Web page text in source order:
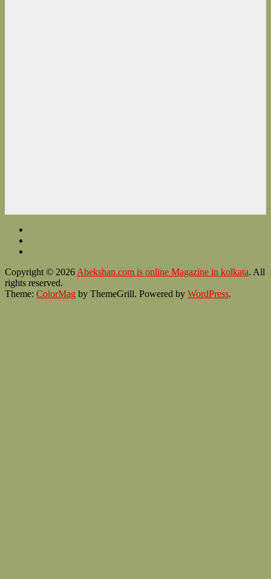
Copyright © 2026 Abekshan.com is online Magazine in kolkata. All
rights reserved.
Theme: ColorMag by ThemeGrill. Powered by WordPress.